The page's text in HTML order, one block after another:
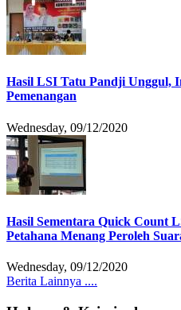
Hasil LSI Tatu Pandji Unggul,
Pemenangan
Wednesday, 09/12/2020
Hasil Sementara Quick Count
Petahana Menang Peroleh
Wednesday, 09/12/2020
Berita Lainnya ....